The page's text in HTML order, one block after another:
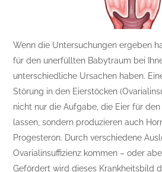
Wenn die Untersuchungen ergeben
für den unerfüllten Babytraum bei
unterschiedliche Ursachen haben.
Störung in den Eierstöcken
nicht nur die Aufgabe, die Eier für
lassen, sondern produzieren auch
Progesteron. Durch verschiedene
Ovarialinsuffizienz kommen – oder
Gefördert wird dieses Krankheitsbild